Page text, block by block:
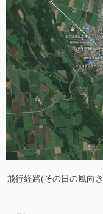
飛行経路(その日の風向